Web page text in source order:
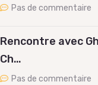
Pas de commentaire
Rencontre avec
Ch…
Pas de commentaire